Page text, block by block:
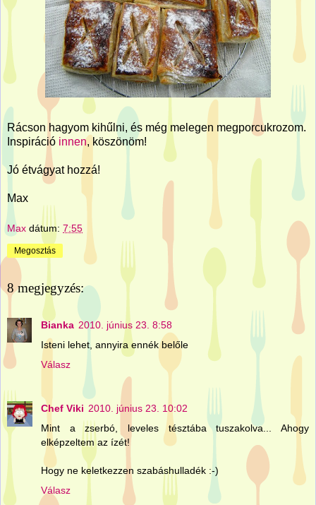
Rácson hagyom kihűlni, és még melegen megporcukrozom.
Inspiráció innen, köszönöm!
Jó étvágyat hozzá!
Max
Max dátum: 7:55
Megosztás
8 megjegyzés:
Bianka 2010. június 23. 8:58
Isteni lehet, annyira ennék belőle
Válasz
Chef Viki 2010. június 23. 10:02
Mint a zserbó, leveles tésztába tuszakolva... Ahogy
elképzeltem az ízét!
Hogy ne keletkezzen szabáshulladék :-)
Válasz